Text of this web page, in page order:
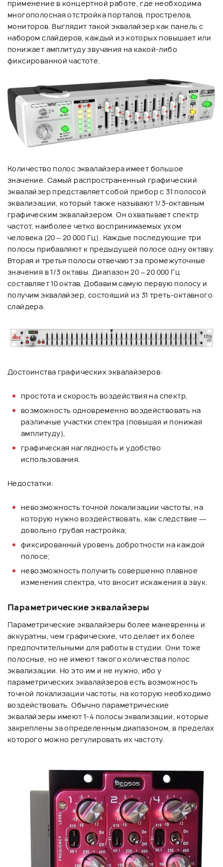
применение в концертной работе, где необходима
многополосная отстройка порталов, прострелов,
мониторов. Выглядит такой эквалайзер как панель с
набором слайдеров, каждый из которых повышает или
понижает амплитуду звучания на какой-либо
фиксированной частоте.
Количество полос эквалайзера имеет большое
значение. Самый распространенный графический
эквалайзер представляет собой прибор с 31 полосой
эквализации, который также называют 1/3-октавным
графическим эквалайзером. Он охватывает спектр
частот, наиболее четко воспринимаемых ухом
человека (20 – 20 000 Гц). Каждые последующие три
полосы прибавляют к предыдущей полосе одну октаву.
Вторая и третья полосы отвечают за промежуточные
значения в 1/3 октавы. Диапазон 20 – 20 000 Гц
составляет 10 октав. Добавим самую первую полосу и
получим эквалайзер, состоящий из 31 треть-октавного
слайдера.
Достоинства графических эквалайзеров:
простота и скорость воздействия на спектр,
возможность одновременно воздействовать на
различные участки спектра (повышая и понижая
амплитуду),
графическая наглядность и удобство
использования.
Недостатки:
невозможность точной локализации частоты, на
которую нужно воздействовать, как следствие —
довольно грубая настройка;
фиксированный уровень добротности на каждой
полосе;
невозможность получить совершенно плавное
изменения спектра, что вносит искажения в звук.
Параметрические эквалайзеры
Параметрические эквалайзеры более маневренны и
аккуратны, чем графические, что делает их более
предпочтительными для работы в студии. Они тоже
полосные, но не имеют такого количества полос
эквализации. Но это им и не нужно, ибо у
параметрических эквалайзеров есть возможность
точной локализации частоты, на которую необходимо
воздействовать. Обычно параметрические
эквалайзеры имеют 1-4 полосы эквализации, которые
закреплены за определенным диапазоном, в пределах
которого можно регулировать их частоту.